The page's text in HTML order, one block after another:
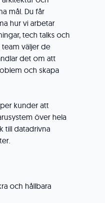
mål. Du får
hur vi arbetar
tech talks och
väljer de
det om att
och skapa
kunder att
över hela
till datadrivna
och hållbara